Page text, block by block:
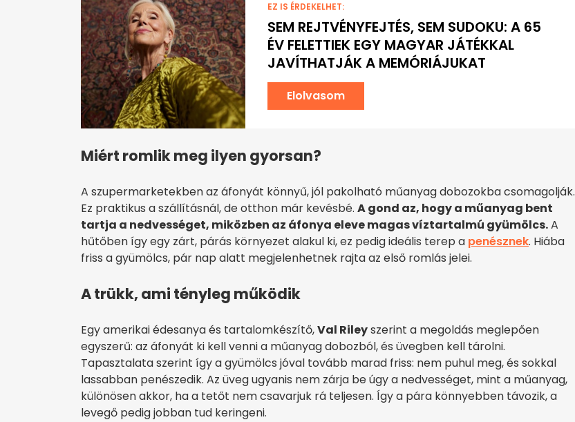
EZ IS ÉRDEKELHET:
SEM REJTVÉNYFEJTÉS, SEM SUDOKU: A 65
ÉV FELETTIEK EGY MAGYAR JÁTÉKKAL
JAVÍTHATJÁK A MEMÓRIÁJUKAT
Elolvasom
Miért romlik meg ilyen gyorsan?
A szupermarketekben az áfonyát könnyű, jól pakolható műanyag dobozokba csomagolják.
Ez praktikus a szállításnál, de otthon már kevésbé. A gond az, hogy a műanyag bent
tartja a nedvességet, miközben az áfonya eleve magas víztartalmú gyümölcs.A
hűtőben így egy zárt, párás környezet alakul ki, ez pedig ideális terep a penésznek. Hiába
friss a gyümölcs, pár nap alatt megjelenhetnek rajta az első romlás jelei.
A trükk, ami tényleg működik
Egy amerikai édesanya és tartalomkészítő,Val Rileyszerint a megoldás meglepően
egyszerű: az áfonyát ki kell venni a műanyag dobozból, és üvegben kell tárolni.
Tapasztalata szerint így a gyümölcs jóval tovább marad friss: nem puhul meg, és sokkal
lassabban penészedik. Az üveg ugyanis nem zárja be úgy a nedvességet, mint a műanyag,
különösen akkor, ha a tetőt nem csavarjuk rá teljesen. Így a pára könnyebben távozik, a
levegő pedig jobban tud keringeni.